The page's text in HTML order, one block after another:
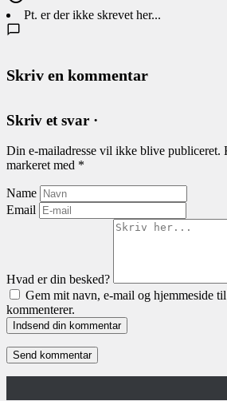
Pt. er der ikke skrevet her...
Skriv en kommentar
Skriv et svar ·
Din e-mailadresse vil ikke blive publiceret.
markeret med *
Name
Email
Hvad er din besked?
Gem mit navn, e-mail og hjemmeside
kommenterer.
Indsend din kommentar